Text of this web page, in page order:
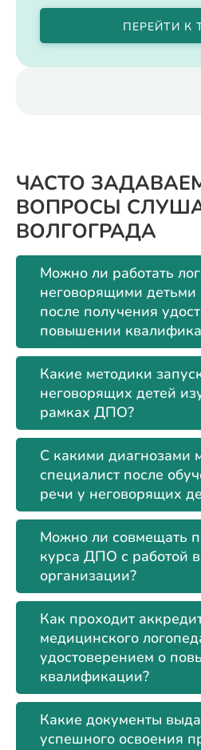
ПЕРЕЙТИ К
ЧАСТО
ВОПРОСЫ
ВОЛГОГРАДА
Можно ли работать
неговорящими детьми
после получения
повышении
Какие методики
неговорящих детей
рамках ДПО?
С какими диагнозами
специалист после
речи у неговорящих
Можно ли совмещать
курса ДПО с работой
организации?
Как проходит
медицинского
удостоверением о
квалификации?
Какие документы
успешного освоения